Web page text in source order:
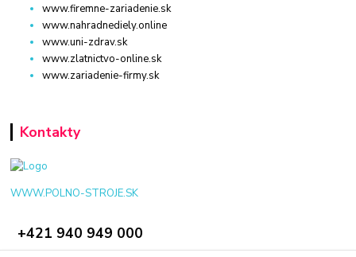
www.firemne-zariadenie.sk
www.nahradnediely.online
www.uni-zdrav.sk
www.zlatnictvo-online.sk
www.zariadenie-firmy.sk
Kontakty
WWW.POLNO-STROJE.SK
+421 940 949 000